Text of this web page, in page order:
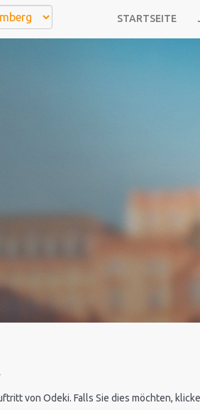
STARTSEITE
von Odeki. Falls Sie dies möchten,